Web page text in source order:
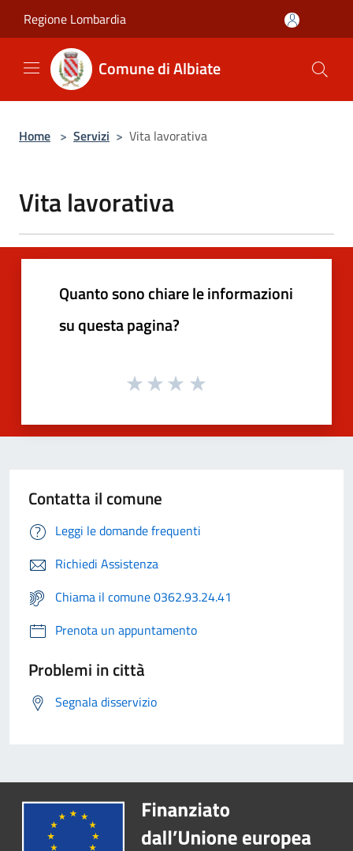
Regione Lombardia
Comune di Albiate
Home > Servizi > Vita lavorativa
Vita lavorativa
Quanto sono chiare le informazioni
su questa pagina?
Contatta il comune
Leggi le domande frequenti
Richiedi Assistenza
Chiama il comune 0362.93.24.41
Prenota un appuntamento
Problemi in città
Segnala disservizio